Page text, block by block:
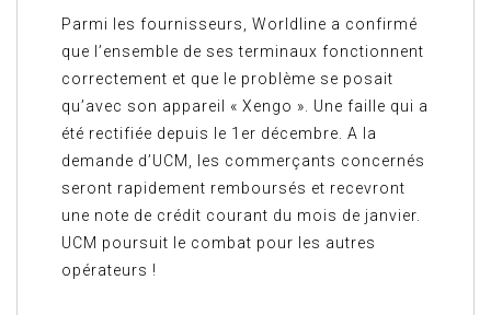
Parmi les fournisseurs, Worldline a confirmé
que l’ensemble de ses terminaux fonctionnent
correctement et que le problème se posait
qu’avec son appareil « Xengo ». Une faille qui a
été rectifiée depuis le 1er décembre. A la
demande d’UCM, les commerçants concernés
seront rapidement remboursés et recevront
une note de crédit courant du mois de janvier.
UCM poursuit le combat pour les autres
opérateurs !